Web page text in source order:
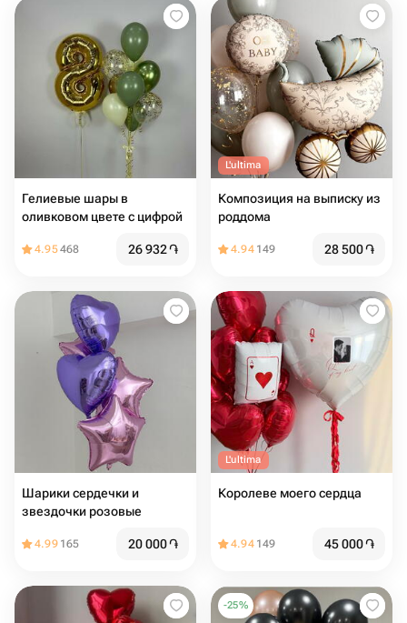
Гелиевые шары в
оливковом цвете с цифрой
4.95468 26 932֏
L'ultima
Композиция на выписку из
роддома
4.94 149 28 500֏
Шарики сердечки и
звездочки розовые
4.99 165 20 000֏
L'ultima
Королеве моего сердца
4.94 149 45 000֏
-25%